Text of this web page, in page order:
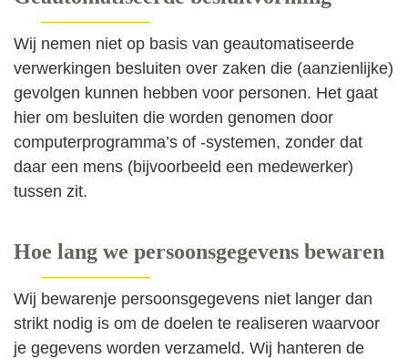
Wij nemen niet op basis van geautomatiseerde
verwerkingen besluiten over zaken die (aanzienlijke)
gevolgen kunnen hebben voor personen. Het gaat
hier om besluiten die worden genomen door
computerprogramma’s of -systemen, zonder dat
daar een mens (bijvoorbeeld een medewerker)
tussen zit.
Hoe lang we persoonsgegevens bewaren
Wij bewarenje persoonsgegevens niet langer dan
strikt nodig is om de doelen te realiseren waarvoor
je gegevens worden verzameld. Wij hanteren de